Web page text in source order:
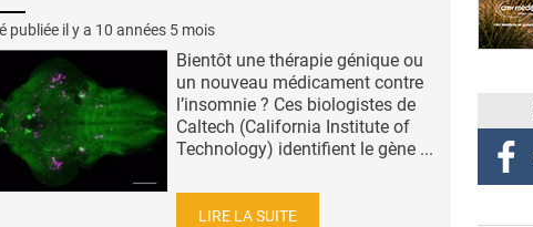
publiée il y a 10 années 5 mois
Bientôt une thérapie génique ou
un nouveau médicament contre
l’insomnie ? Ces biologistes de
Caltech (California Institute of
Technology) identifient le gène ...
LIRE LA SUITE